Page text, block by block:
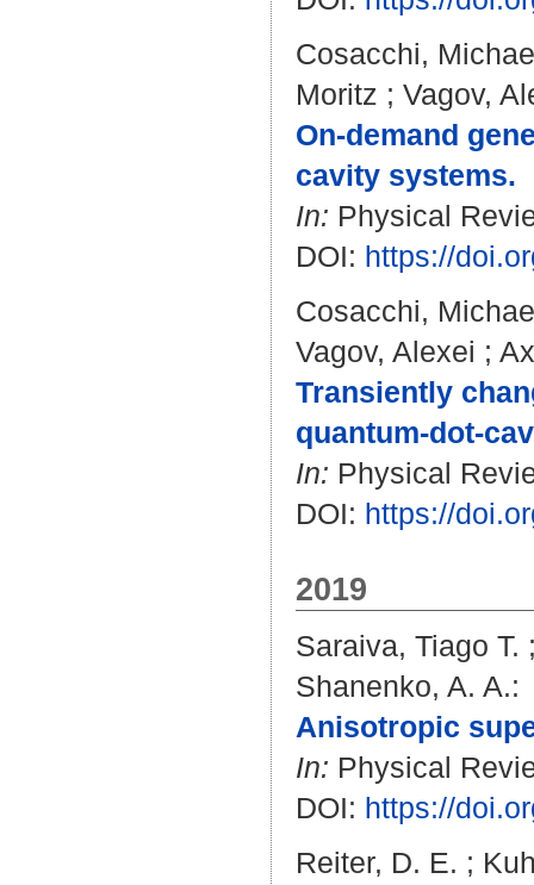
Cosacchi,
Moritz ; Vagov,
On-demand
cavity systems.
In: Physical
DOI: https://
Cosacchi,
Vagov, Alexei ;
Transiently
quantum-dot-
In: Physical
DOI: https://
2019
Saraiva, Tiago T.
Shanenko, A. A.:
Anisotropic
In: Physical
DOI: https://
Reiter, D. E. ;